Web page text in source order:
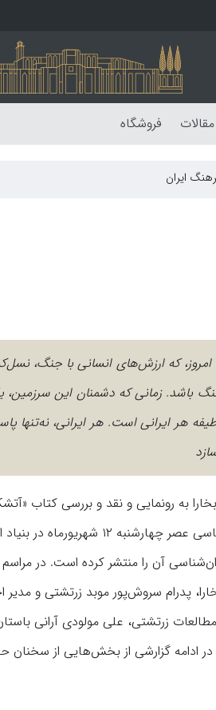
مقالات فروشگاه
ایران
که ارزش‌های انسانی با جنگ،
باشد. زمانی که دشمنان این
هر ایرانی است. هر ایرانی، نه‌تنها
رونمایی و نقد و بررسی کتاب
یزد» اختصاص داشت که به همت مجله بخارا و
آن را منتشر کرده است. در مراسم
پدرام سروش‌پور موبد زرتشتی و مدیر
مطالعات زرتشتی، علی مولودی آرانی
ادامه گزارشی از بخش‌هایی از سخنان